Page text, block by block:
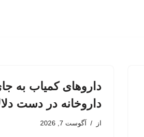
داروهای کمیاب به
داروخانه در دست
از آگوست 7, 2026